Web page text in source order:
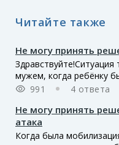
Читайте также
Не могу принять
мужем, когда ребёнку
991
4 ответа
Не могу принять
атака
Когда была